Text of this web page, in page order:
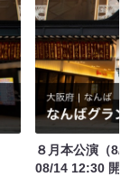
８月本公演（8/
08/14 12:30 開